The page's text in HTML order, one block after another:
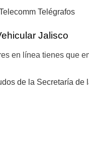
Telégrafos
Jalisco
en línea tienes que
de la Secretaría de